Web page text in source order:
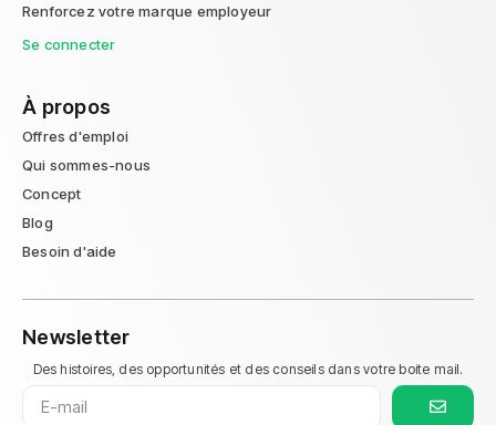
Renforcez votre marque employeur
Se connecter
À propos
Offres d'emploi
Qui sommes-nous
Concept
Blog
Besoin d'aide
Newsletter
Des histoires, des opportunités et des conseils dans votre boite mail.